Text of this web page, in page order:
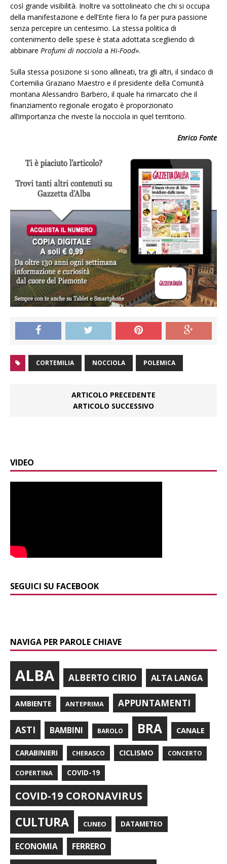
così grande visibilità. Inoltre va sottolineato che chi si occupa
della manifestazione e dell’Ente fiera lo fa per pura passione
senza percepire un centesimo. La stessa politica di
contenimento delle spese è stata adottata scegliendo di
abbinare Profumi di nocciola a Hi-Food».
Sulla stessa posizione si sono allineati, tra gli altri, il sindaco di
Cortemilia Graziano Maestro e il presidente della Comunità
montana Alessandro Barbero, il quale ha rimarcato che il
finanziamento regionale erogato è proporzionato
all’importanza che riveste la nocciola in quel territorio.
Enrico Fonte
CORTEMILIA NOCCIOLA POLEMICA
ARTICOLO PRECEDENTE
ARTICOLO SUCCESSIVO
VIDEO
SEGUICI SU FACEBOOK
NAVIGA PER PAROLE CHIAVE
ALBA ALBERTO CIRIO ALTA LANGA
AMBIENTE ANTEPRIMA APPUNTAMENTI
ASTI BAMBINI BAROLO BRA CANALE
CARABINIERI CHERASCO CICLISMO CONCERTO
COPERTINA COVID-19
COVID-19 CORONAVIRUS
CULTURA CUNEO DATAMETEO
ECONOMIA FERRERO